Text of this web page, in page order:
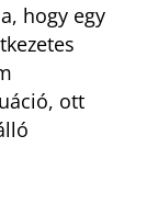
hogy egy
ott